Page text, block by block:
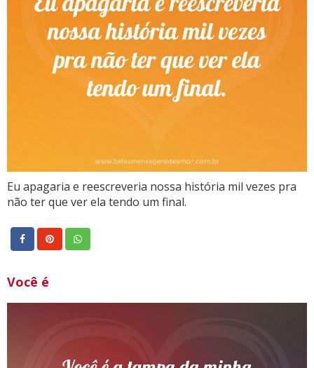
Eu apagaria e reescreveria nossa história mil vezes pra
não ter que ver ela tendo um final.
Você é